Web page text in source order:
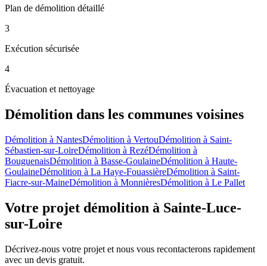
Plan de démolition détaillé
3
Exécution sécurisée
4
Évacuation et nettoyage
Démolition dans les communes voisines
Démolition à NantesDémolition à VertouDémolition à Saint-
Sébastien-sur-LoireDémolition à RezéDémolition à
BouguenaisDémolition à Basse-GoulaineDémolition à Haute-
GoulaineDémolition à La Haye-FouassièreDémolition à Saint-
Fiacre-sur-MaineDémolition à MonnièresDémolition à Le Pallet
Votre projet démolition à Sainte-Luce-
sur-Loire
Décrivez-nous votre projet et nous vous recontacterons rapidement
avec un devis gratuit.